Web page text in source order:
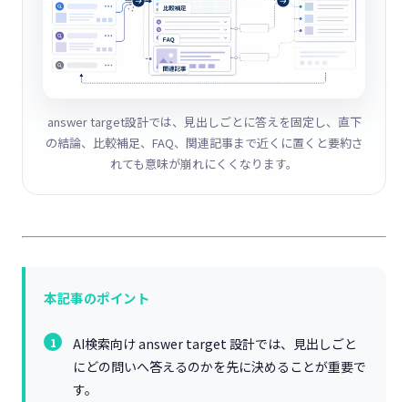
answer target設計では、見出しごとに答えを固定し、直下
の結論、比較補足、FAQ、関連記事まで近くに置くと要約さ
れても意味が崩れにくくなります。
本記事のポイント
AI検索向け answer target 設計では、見出しごと
にどの問いへ答えるのかを先に決めることが重要で
す。